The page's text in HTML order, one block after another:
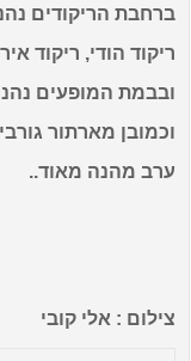
ברחבת הריקודים
ריקוד הודי, ריקוד
ובבמת המופעים
וכמובן מארתור גורביץ
ערב מהנה מאוד..
צילום : אלי קובי